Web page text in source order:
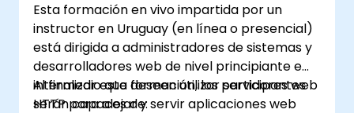
Esta formación en vivo impartida por un
instructor en Uruguay (en línea o presencial)
está dirigida a administradores de sistemas y
desarrolladores web de nivel principiante e
intermedio que deseen utilizar servidores web
HTTP para alojar y servir aplicaciones web
Al finalizar esta formación, los participantes
serán capaces de: